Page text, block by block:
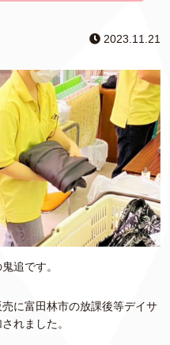
2023.11.21
追です。
に富田林市の放課後等デイサ
れました。